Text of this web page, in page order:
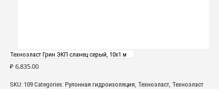
Техноэласт Грин ЭКП сланец серый, 10х1 м
₽ 6,835.00
SKU: 109 Categories: Рулонная гидроизоляция Техноэласт Техноэласт